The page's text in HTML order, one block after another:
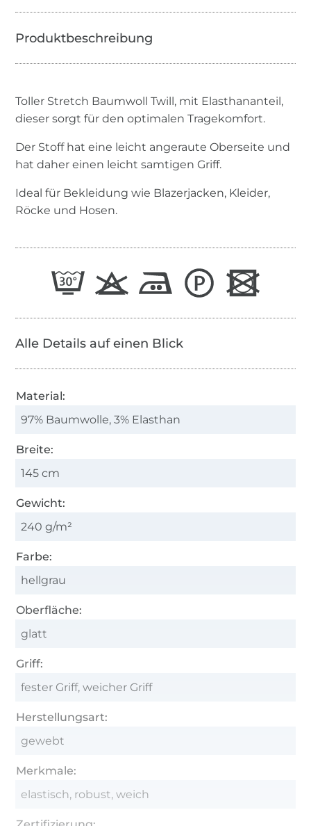
Toller Stretch Baumwoll Twill, mit Elasthananteil,
dieser sorgt für den optimalen Tragekomfort.
Der Stoff hat eine leicht angeraute Oberseite und
hat daher einen leicht samtigen Griff.
Ideal für Bekleidung wie Blazerjacken, Kleider,
Röcke und Hosen.
Alle Details auf einen Blick
Material:
97% Baumwolle, 3% Elasthan
Breite:
145 cm
Gewicht:
240 g/m²
Farbe:
hellgrau
Oberfläche:
glatt
Griff:
fester Griff, weicher Griff
Herstellungsart:
gewebt
Merkmale:
elastisch, robust, weich